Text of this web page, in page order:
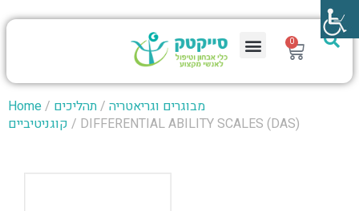
0
Home/ מבוגרים וגריאטריה /תהליכים
קוגניטיביים / DIFFERENTIAL ABILITY SCALES (DAS)